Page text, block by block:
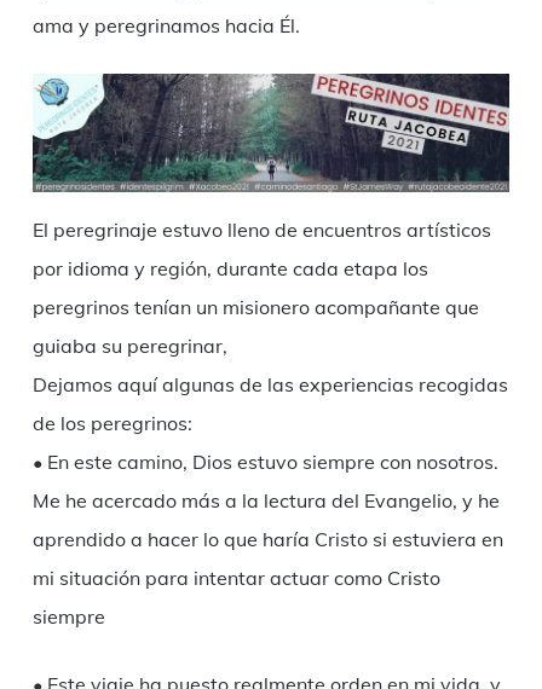
ama y peregrinamos hacia Él.
El peregrinaje estuvo lleno de encuentros artísticos
por idioma y región, durante cada etapa los
peregrinos tenían un misionero acompañante que
guiaba su peregrinar,
Dejamos aquí algunas de las experiencias recogidas
de los peregrinos:
• En este camino, Dios estuvo siempre con nosotros.
Me he acercado más a la lectura del Evangelio, y he
aprendido a hacer lo que haría Cristo si estuviera en
mi situación para intentar actuar como Cristo
siempre